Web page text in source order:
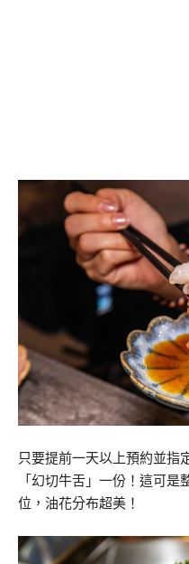
只要提前一天以上預約並指
「幻切牛舌」一份！這可
位，油花分布超美！